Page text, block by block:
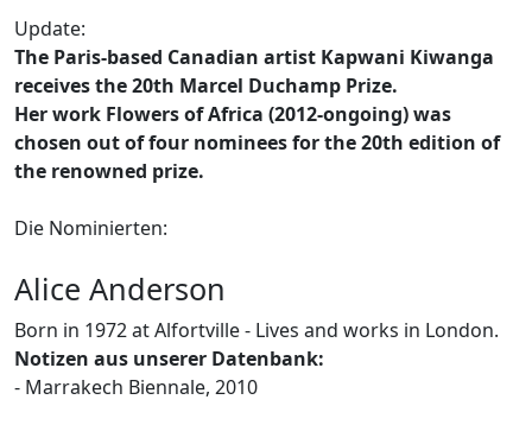
Update:
The Paris-based Canadian artist Kapwani Kiwanga
receives the 20th Marcel Duchamp Prize.
Her work Flowers of Africa (2012-ongoing) was
chosen out of four nominees for the 20th edition of
the renowned prize.
Die Nominierten:
Alice Anderson
Born in 1972 at Alfortville - Lives and works in London.
Notizen aus unserer Datenbank:
- Marrakech Biennale, 2010